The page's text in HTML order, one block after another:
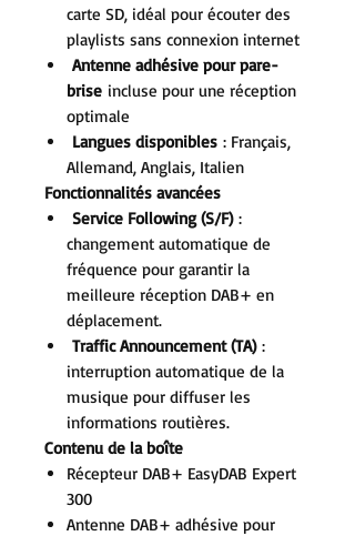
carte SD, idéal pour écouter des
playlists sans connexion internet
Antenne adhésive pour pare-
brise incluse pour une réception
optimale
Langues disponibles : Français,
Allemand, Anglais, Italien
Fonctionnalités avancées
Service Following (S/F):
changement automatique de
fréquence pour garantir la
meilleure réception DAB+ en
déplacement.
Traffic Announcement (TA):
interruption automatique de la
musique pour diffuser les
informations routières.
Contenu de la boîte
Récepteur DAB+ EasyDAB Expert
300
Antenne DAB+ adhésive pour